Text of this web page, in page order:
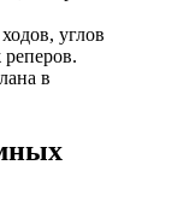
углов
в